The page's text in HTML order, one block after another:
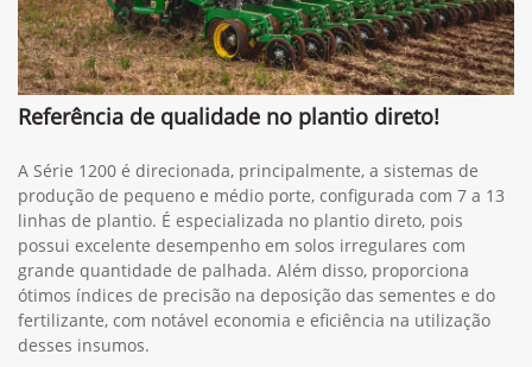
Referência de qualidade no plantio direto!
A Série 1200 é direcionada, principalmente, a sistemas de
produção de pequeno e médio porte, configurada com 7 a 13
linhas de plantio. É especializada no plantio direto, pois
possui excelente desempenho em solos irregulares com
grande quantidade de palhada. Além disso, proporciona
ótimos índices de precisão na deposição das sementes e do
fertilizante, com notável economia e eficiência na utilização
desses insumos.